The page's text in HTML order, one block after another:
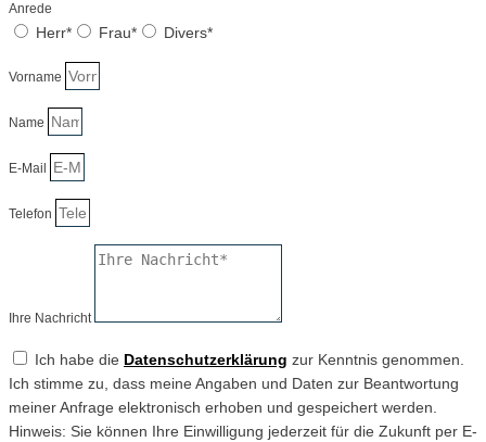
Anrede
Herr* Frau* Divers*
Vorname
Name
E-Mail
Telefon
Ihre Nachricht
Ich habe die Datenschutzerklärung zur Kenntnis genommen.
Ich stimme zu, dass meine Angaben und Daten zur Beantwortung
meiner Anfrage elektronisch erhoben und gespeichert werden.
Hinweis: Sie können Ihre Einwilligung jederzeit für die Zukunft per E-